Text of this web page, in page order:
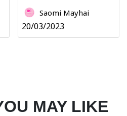
Saomi Mayhai
20/03/2023
MAY LIKE